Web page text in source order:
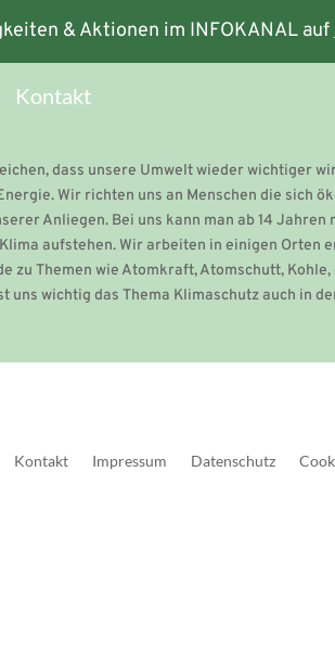
& Aktionen im INFOKANAL auf
Kontakt
dass unsere Umwelt wieder wichtiger
Wir richten uns an Menschen die sich
Anliegen. Bei uns kann man ab 14
aufstehen. Wir arbeiten in einigen Orten
zu Themen wie Atomkraft, Atomschutt,
wichtig das Thema Klimaschutz auch in
Kontakt Impressum Datenschutz